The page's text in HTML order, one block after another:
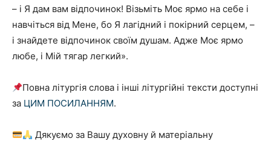
– і Я дам вам відпочинок! Візьміть Моє ярмо на себе і
навчіться від Мене, бо Я лагідний і покірний серцем, –
і знайдете відпочинок своїм душам. Адже Моє ярмо
любе, і Мій тя­гар легкий».
Повна літургія слова і інші літургійні тексти доступні
за ЦИМ ПОСИЛАННЯМ.
Дякуємо за Вашу духовну й матеріальну